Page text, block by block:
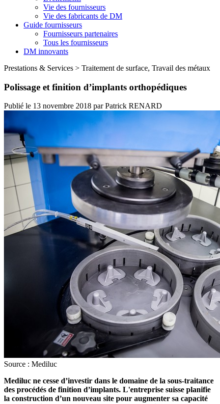
Vie des fournisseurs
Vie des fabricants de DM
Guide fournisseurs
Fournisseurs partenaires
Tous les fournisseurs
DM innovants
Prestations & Services > Traitement de surface, Travail des métaux
Polissage et finition d’implants orthopédiques
Publié le 13 novembre 2018 parPatrick RENARD
Source : Mediluc
Mediluc ne cesse d’investir dans le domaine de la sous-traitance
des procédés de finition d’implants. L'entreprise suisse planifie
la construction d’un nouveau site pour augmenter sa capacité